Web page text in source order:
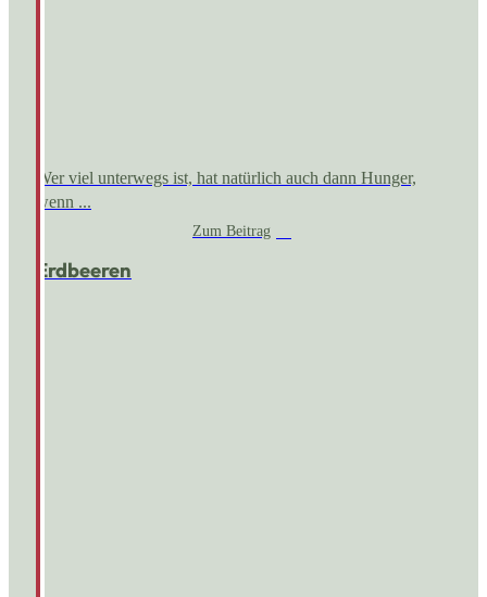
Wer viel unterwegs ist, hat natürlich auch dann Hunger,
wenn ...
Zum Beitrag
Erdbeeren